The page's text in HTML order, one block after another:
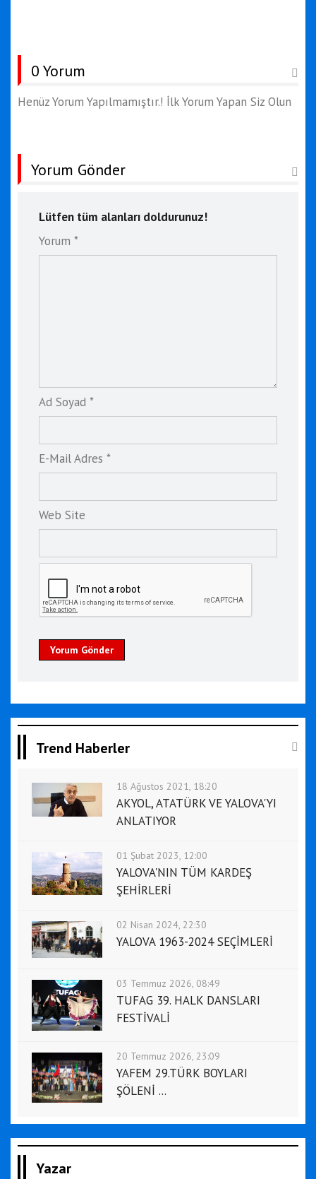
0 Yorum
Henüz Yorum Yapılmamıştır.! İlk Yorum Yapan Siz Olun
Yorum Gönder
Lütfen tüm alanları doldurunuz!
Yorum *
Ad Soyad *
E-Mail Adres *
Web Site
Yorum Gönder
Trend Haberler
18 Ağustos 2021, 18:20
AKYOL, ATATÜRK VE YALOVA'YI
ANLATIYOR
01 Şubat 2023, 12:00
YALOVA'NIN TÜM KARDEŞ
ŞEHİRLERİ
02 Nisan 2024, 22:30
YALOVA 1963-2024 SEÇİMLERİ
03 Temmuz 2026, 08:49
TUFAG 39. HALK DANSLARI
FESTİVALİ
20 Temmuz 2026, 23:09
YAFEM 29.TÜRK BOYLARI
ŞÖLENİ ...
Yazar